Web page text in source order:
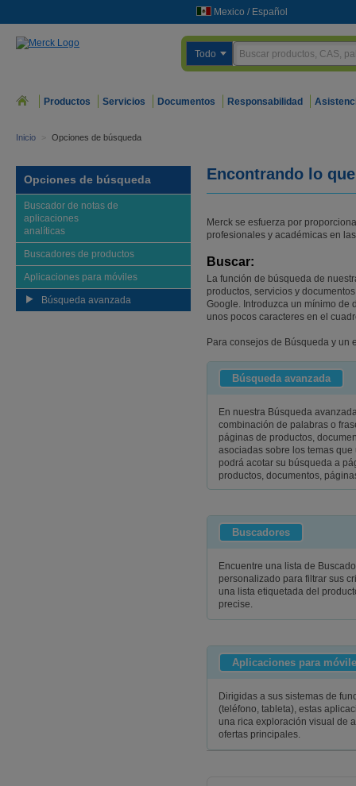
Mexico / Español
Todo
Productos Servicios Documentos Responsabilidad
Inicio > Opciones de búsqueda
Opciones de búsqueda
Buscador de notas de
aplicaciones
analíticas
Buscadores de productos
Aplicaciones para móviles
Búsqueda avanzada
Encontrando lo
Merck se esfuerza por
profesionales y académicas en
Buscar:
La función de búsqueda de
productos, servicios y
Google. Introduzca un mínimo de
unos pocos caracteres en el
Para consejos de Búsqueda y
Búsqueda avanzada
En nuestra Búsqueda
combinación de palabras o
páginas de productos,
asociadas sobre los temas que
podrá acotar su búsqueda a
productos, documentos,
Buscadores
Encuentre una lista de
personalizado para filtrar sus
una lista etiquetada del
precise.
Aplicaciones para
Dirigidas a sus sistemas de
(teléfono, tableta), estas
una rica exploración visual de
ofertas principales.